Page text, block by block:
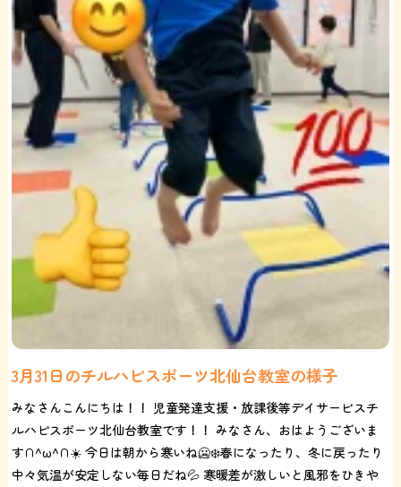
3月31日のチルハピスポーツ北仙台教室の様子
みなさんこんにちは！！ 児童発達支援・放課後等デイサービスチ
ルハピスポーツ北仙台教室です！！ みなさん、おはようございま
す∩^ω^∩☀️ 今日は朝から寒いね🥶❄️春になったり、冬に戻ったり
中々気温が安定しない毎日だね💦 寒暖差が激しいと風邪をひきや